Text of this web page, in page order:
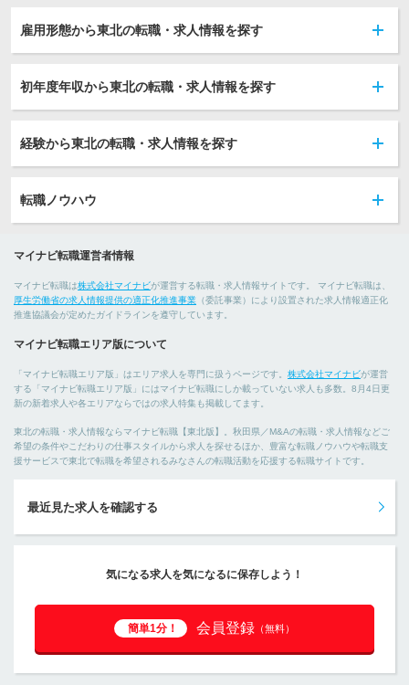
雇用形態から東北の転職・求人情報を探す
初年度年収から東北の転職・求人情報を探す
経験から東北の転職・求人情報を探す
転職ノウハウ
マイナビ転職運営者情報
マイナビ転職は株式会社マイナビが運営する転職・求人情報サイトです。 マイナビ転職は、
厚生労働省の求人情報提供の適正化推進事業 （委託事業）により設置された求人情報適正化
推進協議会が定めたガイドラインを遵守しています。
マイナビ転職エリア版について
「マイナビ転職エリア版」はエリア求人を専門に扱うページです。 株式会社マイナビが運営
する「マイナビ転職エリア版」にはマイナビ転職にしか載っていない求人も多数。8月4日更
新の新着求人や各エリアならではの求人特集も掲載してます。
東北の転職・求人情報ならマイナビ転職【東北版】。秋田県／M&Aの転職・求人情報などご
希望の条件やこだわりの仕事スタイルから求人を探せるほか、豊富な転職ノウハウや転職支
援サービスで東北で転職を希望されるみなさんの転職活動を応援する転職サイトです。
最近見た求人を確認する
気になる求人を気になるに保存しよう！
簡単1分！ 会員登録 （無料）